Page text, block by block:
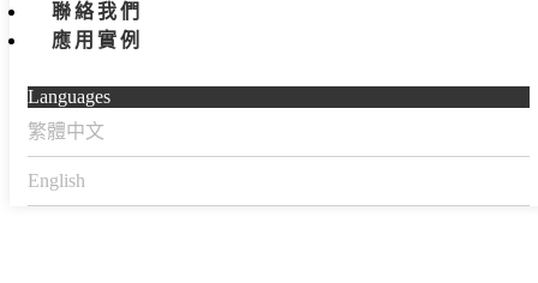
聯絡我們
應用實例
Languages
繁體中文
English